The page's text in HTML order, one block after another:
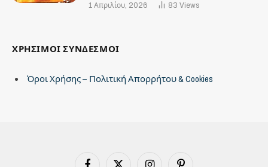
1 Απριλίου, 2026 83 Views
ΧΡΗΣΙΜΟΙ ΣΥΝΔΕΣΜΟΙ
Όροι Χρήσης – Πολιτική Απορρήτου & Cookies